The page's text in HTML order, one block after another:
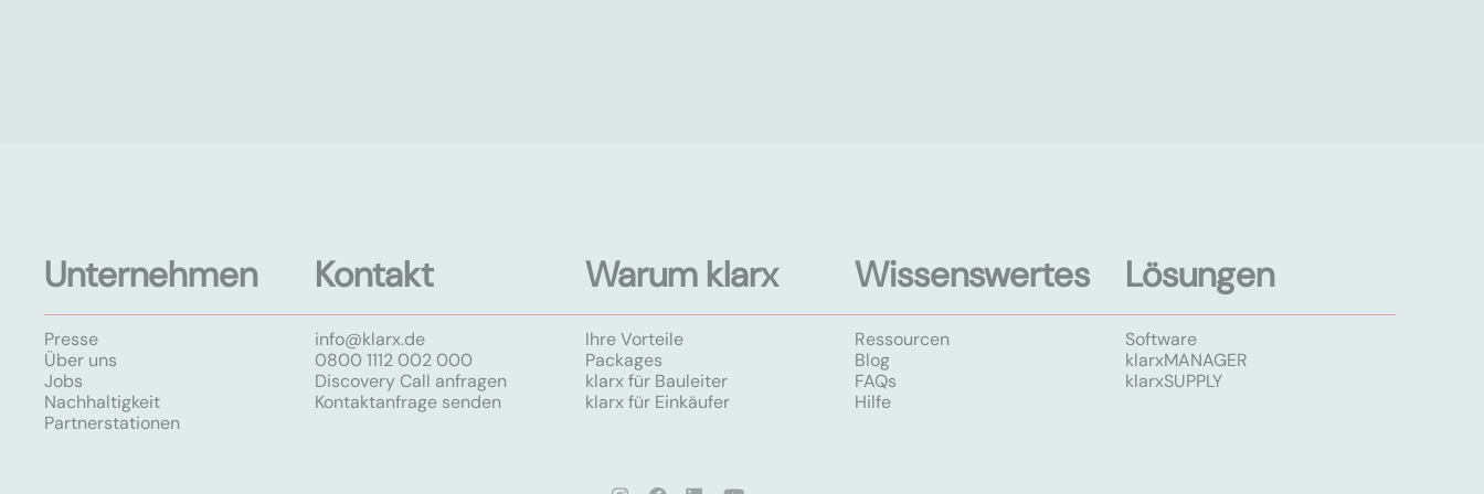
Unternehmen
Presse
Über uns
Jobs
Nachhaltigkeit
Partnerstationen
Kontakt
info@klarx.de
0800 1112 002 000
Discovery Call anfragen
Kontaktanfrage senden
Warum klarx
Ihre Vorteile
Packages
klarx für Bauleiter
klarx für Einkäufer
Wissenswertes
Ressourcen
Blog
FAQs
Hilfe
Lösungen
Software
klarxMANAGER
klarxSUPPLY